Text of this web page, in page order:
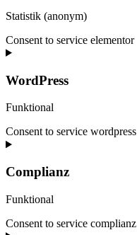
Statistik (anonym)
Consent to service elementor
WordPress
Funktional
Consent to service wordpress
Complianz
Funktional
Consent to service complianz